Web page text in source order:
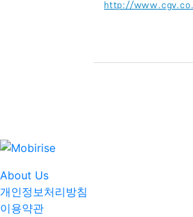
http://
About Us
개인정보처리방침
이용약관